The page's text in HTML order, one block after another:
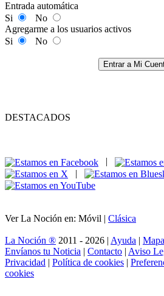
Entrada automática
Si
No
Agregarme a los usuarios activos
Si
No
Entrar a Mi
DESTACADOS
|
Ver La Noción en: Móvil | Clásica
La Noción ® 2011 - 2026 | Ayuda |
Envíanos tu Noticia | Contacto | Aviso
Privacidad | Política de cookies |
cookies